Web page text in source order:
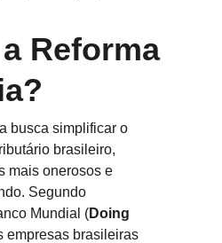
Reforma
busca simplificar o
brasileiro,
mais onerosos e
Segundo
Mundial (Doing
empresas brasileiras